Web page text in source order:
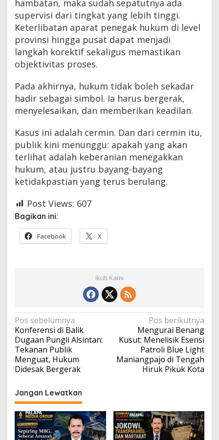
hambatan, maka sudah sepatutnya ada
supervisi dari tingkat yang lebih tinggi.
Keterlibatan aparat penegak hukum di level
provinsi hingga pusat dapat menjadi
langkah korektif sekaligus memastikan
objektivitas proses.
Pada akhirnya, hukum tidak boleh sekadar
hadir sebagai simbol. Ia harus bergerak,
menyelesaikan, dan memberikan keadilan.
Kasus ini adalah cermin. Dan dari cermin itu,
publik kini menunggu: apakah yang akan
terlihat adalah keberanian menegakkan
hukum, atau justru bayang-bayang
ketidakpastian yang terus berulang.
Post Views: 607
Bagikan ini:
Facebook X
Ikuti Kami
Navigasi
pos
Pos sebelumnya
Konferensi di Balik
Dugaan Pungli Alsintan:
Tekanan Publik
Menguat, Hukum
Didesak Bergerak
Pos berikutnya
Mengurai Benang
Kusut: Menelisik Esensi
Patroli Blue Light
Maniangpajo di Tengah
Hiruk Pikuk Kota
Jangan Lewatkan